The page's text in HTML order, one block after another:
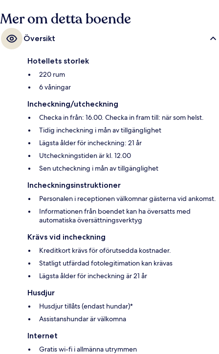
Mer om detta boende
Översikt
Hotellets storlek
220 rum
6 våningar
Incheckning/utcheckning
Checka in från: 16.00. Checka in fram till: när som helst.
Tidig incheckning i mån av tillgänglighet
Lägsta ålder för incheckning: 21 år
Utcheckningstiden är kl. 12.00
Sen utcheckning i mån av tillgänglighet
Incheckningsinstruktioner
Personalen i receptionen välkomnar gästerna vid ankomst.
Informationen från boendet kan ha översatts med
automatiska översättningsverktyg
Krävs vid incheckning
Kreditkort krävs för oförutsedda kostnader.
Statligt utfärdad fotolegitimation kan krävas
Lägsta ålder för incheckning är 21 år
Husdjur
Husdjur tillåts (endast hundar)*
Assistanshundar är välkomna
Internet
Gratis wi-fi i allmänna utrymmen